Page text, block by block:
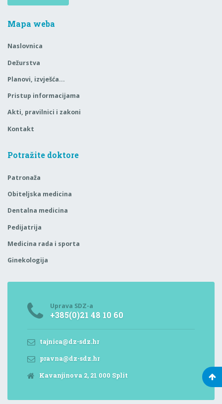
Mapa weba
Naslovnica
Dežurstva
Planovi, izvješća…
Pristup informacijama
Akti, pravilnici i zakoni
Kontakt
Potražite doktore
Patronaža
Obiteljska medicina
Dentalna medicina
Pedijatrija
Medicina rada i sporta
Ginekologija
Uprava SDZ-a
+385(0)21 48 10 60
tajnica@dz-sdz.hr
pravna@dz-sdz.hr
Kavanjinova 2, 21 000 Split